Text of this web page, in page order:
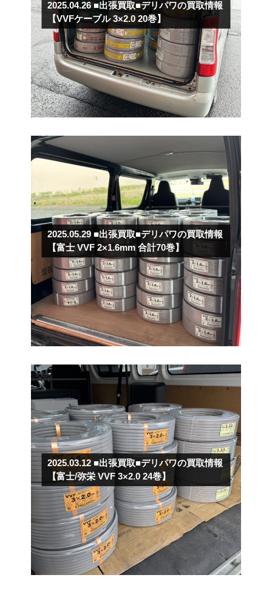
2025.04.26■出張買取■デリパワの買取情報
【VVFケーブル 3×2.0 20巻】
2025.05.29■出張買取■デリパワの買取情報
【富士 VVF 2×1.6mm 合計70巻】
2025.03.12 ■出張買取■デリパワの買取情報
【富士/弥栄 VVF 3×2.0 24巻】